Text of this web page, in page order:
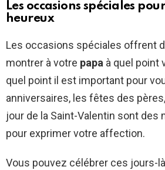
Les occasions spéciales
heureux
Les occasions spéciales offrent
montrer à votre papa à quel point
quel point il est important pour
anniversaires, les fêtes des
jour de la Saint-Valentin sont des
pour exprimer votre affection.
Vous pouvez célébrer ces jours-